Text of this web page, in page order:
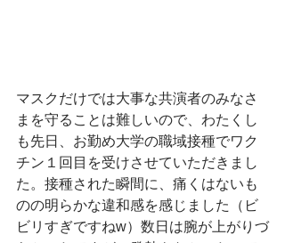
マスクだけでは大事な共演者のみなさ
まを守ることは難しいので、わたくし
も先日、お勤め大学の職域接種でワク
チン１回目を受けさせていただきまし
た。接種された瞬間に、痛くはないも
のの明らかな違和感を感じました（ビ
ビリすぎですねw）数日は腕が上がりづ